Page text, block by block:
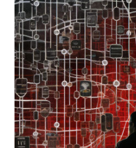
NATION-
STATE